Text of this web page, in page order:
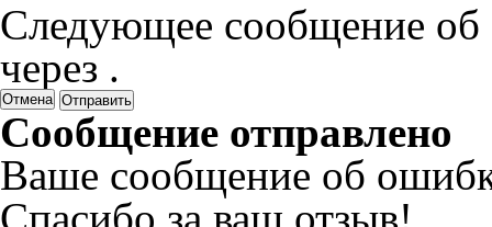
Следующее сообщение об
через .
Отмена
Сообщение отправлено
Ваше сообщение об
Спасибо за ваш отзыв!